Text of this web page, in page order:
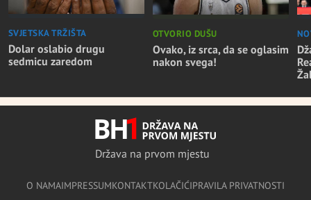
SVJETSKA TRŽIŠTA
Dolar oslabio drugu
sedmicu zaredom
OTVORIO DUŠU
Ovako, iz srca, da se oglasim
nakon svega!
Država na prvom mjestu
O NAMAIMPRESSUMKONTAKTKOLAČIĆIPRAVILA PRIVATNOSTI